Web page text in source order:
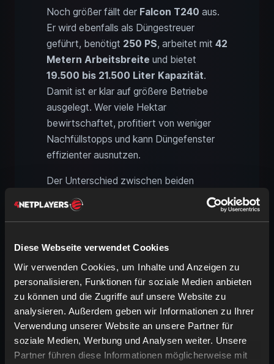
Diese Webseite verwendet Cookies
Wir verwenden Cookies, um Inhalte und Anzeigen zu
personalisieren, Funktionen für soziale Medien anbieten
zu können und die Zugriffe auf unsere Website zu
analysieren. Außerdem geben wir Informationen zu Ihrer
Verwendung unserer Website an unsere Partner für
soziale Medien, Werbung und Analysen weiter. Unsere
Partner führen diese Informationen möglicherweise mit
Noch größer fällt der Falcon T240 aus.
Er wird ebenfalls als Düngestreuer
geführt, benötigt 250 PS, arbeitet mit 42
Metern Arbeitsbreite und bietet
19.500 bis 21.500 Liter Kapazität.
Damit ist er klar auf größere Betriebe
ausgelegt. Wer viele Hektar
bewirtschaftet, profitiert von weniger
Nachfüllstopps und kann Düngefenster
effizienter ausnutzen.
Der Unterschied zwischen beiden
Maschinen ist spielerisch wichtig. Der
X50+ Econov wirkt wie die flexible
während der Falcon T240 eher für
Flächenleistung und Vorrat im
Vordergrund stehen. Auf großen
Multiplayer-Karten kann so eine klare
Rollenverteilung entstehen: kleine und
mittlere Felder werden mit kompakterer
Technik versorgt, während der große